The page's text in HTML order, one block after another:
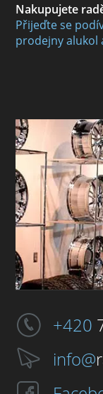
Nakupujete
Přijeďte se
prodejny alukol
+420
info@